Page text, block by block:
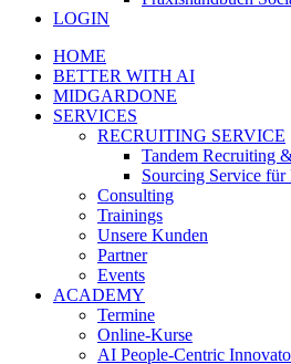
LOGIN
HOME
BETTER WITH AI
MIDGARDONE
SERVICES
RECRUITING SERVICE
Tandem Recruiting
Sourcing Service für
Consulting
Trainings
Unsere Kunden
Partner
Events
ACADEMY
Termine
Online-Kurse
AI People-Centric